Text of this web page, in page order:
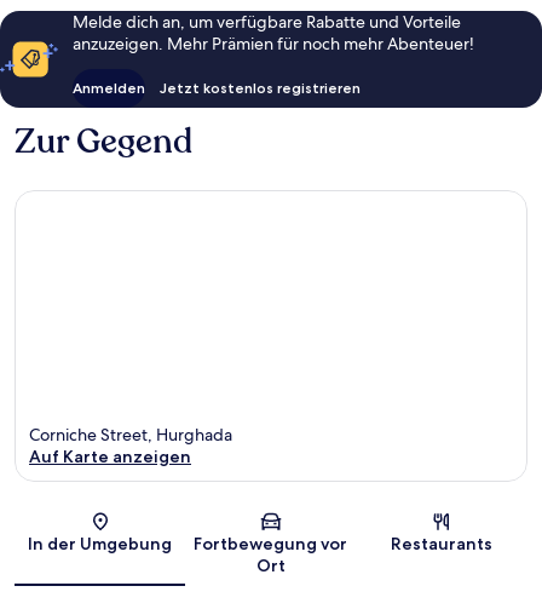
Melde dich an, um verfügbare Rabatte und Vorteile
anzuzeigen. Mehr Prämien für noch mehr Abenteuer!
Anmelden Jetzt kostenlos registrieren
Zur Gegend
Karte
Corniche Street, Hurghada
Auf Karte anzeigen
In der Umgebung
Fortbewegung vor
Ort
Restaurants